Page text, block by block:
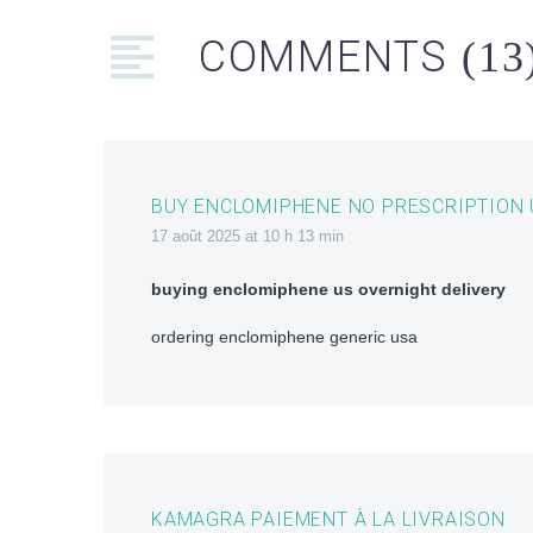
COMMENTS
BUY ENCLOMIPHENE NO PRESCRIPTION
17 août 2025 at 10 h 13 min
buying enclomiphene us overnight delivery
ordering enclomiphene generic usa
KAMAGRA PAIEMENT À LA LIVRAISON